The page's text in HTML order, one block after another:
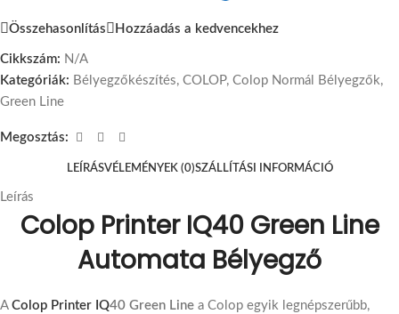
Összehasonlítás Hozzáadás a kedvencekhez
Cikkszám: N/A
Kategóriák: Bélyegzőkészítés, COLOP, Colop Normál Bélyegzők,
Green Line
Megosztás:
LEÍRÁSVÉLEMÉNYEK (0)SZÁLLÍTÁSI INFORMÁCIÓ
Leírás
Colop Printer IQ40 Green Line
Automata Bélyegző
A Colop Printer IQ40 Green Line a Colop egyik legnépszerűbb,